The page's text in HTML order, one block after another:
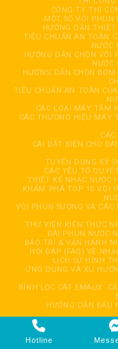
Hotline
CÔNG TY THI
MỘT SỐ VÒI PHUN
HƯỚNG DẪN
TIÊU CHUẨN AN TOÀN
NƯỚC
HƯỚNG DẪN CHỌN VÒI
NƯỚC
HƯỚNG DẪN CHỌN
TIÊU CHUẨN AN TOÀN
CÁC LOẠI MÁY TĂM
CÁC THƯƠNG HIỆU MÁY
CÀI ĐẶT BIẾN CHO
TUYỂN DỤNG KỸ
CÁC YẾU TỐ
THIẾT KẾ NHẠC NƯỚC
KHÁM PHÁ TOP 10 VÒI
VÒI PHUN SƯƠNG VÀ
THƯ VIỆN KIẾN THỨC
ĐÀI PHUN NƯỚC
BẢO TRÌ & VẬN HÀNH
HỎI ĐÁP (FAQ) VỀ
LỊCH SỬ HÌNH
ỨNG DỤNG VÀ XU
BÌNH LỌC CÁT EMAUX:
HƯỚNG DẪN ĐẤU
Copyright 2026 © CÔNG
rights